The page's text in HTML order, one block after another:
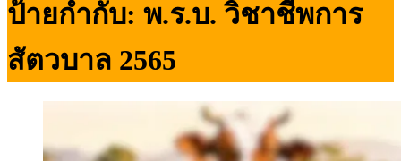
ป้ายกำกับ: พ.ร.บ. วิชาชีพการ
สัตวบาล 2565